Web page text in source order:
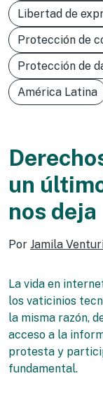
Libertad de
Protección de
Protección de
América Latina
un
nos deja
Por Jamila
La vida en
los vaticinios
la misma razón,
acceso a la
protesta y
fundamental.